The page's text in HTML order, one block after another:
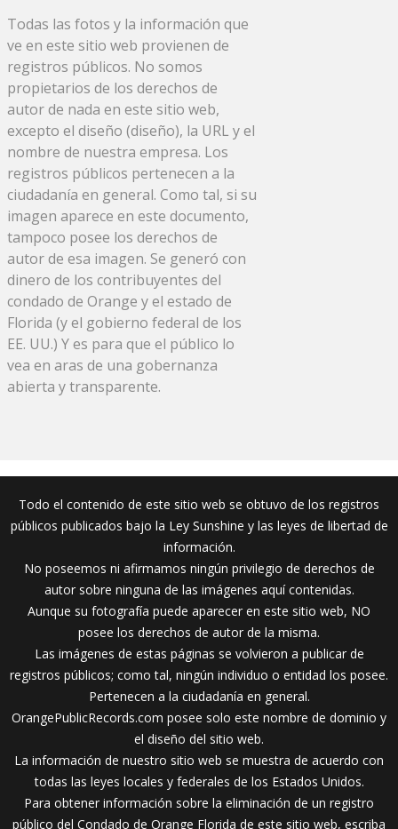
Todas las fotos y la información que
ve en este sitio web provienen de
registros públicos. No somos
propietarios de los derechos de
autor de nada en este sitio web,
excepto el diseño (diseño), la URL y el
nombre de nuestra empresa. Los
registros públicos pertenecen a la
ciudadanía en general. Como tal, si su
imagen aparece en este documento,
tampoco posee los derechos de
autor de esa imagen. Se generó con
dinero de los contribuyentes del
condado de Orange y el estado de
Florida (y el gobierno federal de los
EE. UU.) Y es para que el público lo
vea en aras de una gobernanza
abierta y transparente.
Todo el contenido de este sitio web se obtuvo de los registros
públicos publicados bajo la Ley Sunshine y las leyes de libertad de
información.
No poseemos ni afirmamos ningún privilegio de derechos de
autor sobre ninguna de las imágenes aquí contenidas.
Aunque su fotografía puede aparecer en este sitio web, NO
posee los derechos de autor de la misma.
Las imágenes de estas páginas se volvieron a publicar de
registros públicos; como tal, ningún individuo o entidad los posee.
Pertenecen a la ciudadanía en general.
OrangePublicRecords.com posee solo este nombre de dominio y
el diseño del sitio web.
La información de nuestro sitio web se muestra de acuerdo con
todas las leyes locales y federales de los Estados Unidos.
Para obtener información sobre la eliminación de un registro
público del Condado de Orange Florida de este sitio web, escriba